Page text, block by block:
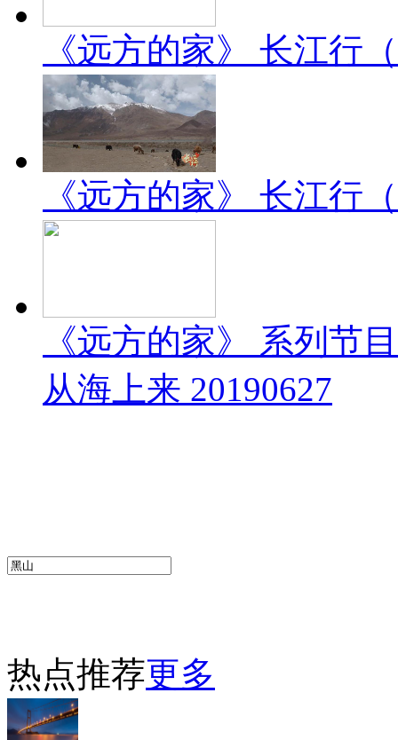
《远方的家》 长江行
《远方的家》 长江行
《远方的家》 系列
从海上来 20190627
热点推荐更多